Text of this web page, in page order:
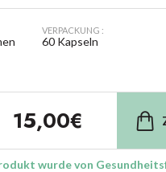
VERPACKUNG :
60 Kapseln
15,00€
wurde von